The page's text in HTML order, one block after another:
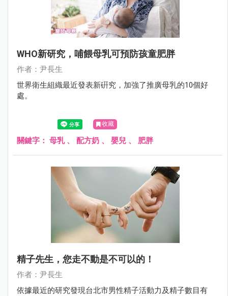
WHO新研究，哺餵母乳可預防孩童肥胖
作者：尹長生
世界衛生組織最近發表新硏究，加強了推廣母乳的10個好
處。
收藏
關鍵字： 母乳、 配方奶 、 嬰兒 、 肥胖
精子先生，您走不動是不可以的！
作者：尹長生
依據最近的研究發現台北市男性精子活動力及精子數目有